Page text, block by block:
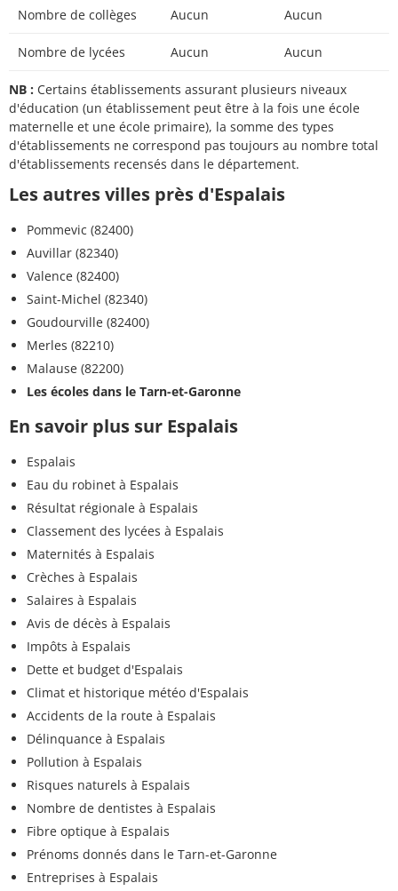
Nombre de collèges Aucun Aucun
Nombre de lycées Aucun Aucun
NB : Certains établissements assurant plusieurs niveaux
d'éducation (un établissement peut être à la fois une école
maternelle et une école primaire), la somme des types
d'établissements ne correspond pas toujours au nombre total
d'établissements recensés dans le département.
Les autres villes près d'Espalais
Pommevic (82400)
Auvillar (82340)
Valence (82400)
Saint-Michel (82340)
Goudourville (82400)
Merles (82210)
Malause (82200)
Les écoles dans le Tarn-et-Garonne
En savoir plus sur Espalais
Espalais
Eau du robinet à Espalais
Résultat régionale à Espalais
Classement des lycées à Espalais
Maternités à Espalais
Crèches à Espalais
Salaires à Espalais
Avis de décès à Espalais
Impôts à Espalais
Dette et budget d'Espalais
Climat et historique météo d'Espalais
Accidents de la route à Espalais
Délinquance à Espalais
Pollution à Espalais
Risques naturels à Espalais
Nombre de dentistes à Espalais
Fibre optique à Espalais
Prénoms donnés dans le Tarn-et-Garonne
Entreprises à Espalais